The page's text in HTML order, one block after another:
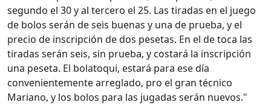
segundo el 30 y al tercero el 25. Las tiradas en el juego
de bolos serán de seis buenas y una de prueba, y el
precio de inscripción de dos pesetas. En el de toca las
tiradas serán seis, sin prueba, y costará la inscripción
una peseta. El bolatoqui, estará para ese día
convenientemente arreglado, pro el gran técnico
Mariano, y los bolos para las jugadas serán nuevos."